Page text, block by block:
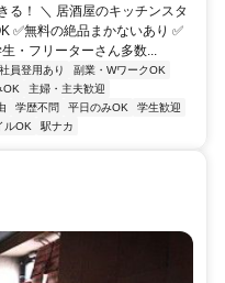
る！ ＼ 居酒屋のキッチンスタ
✅無料の絶品まかないあり ✅
・フリーターさん多数...
社員登用あり
副業・WワークOK
OK
主婦・主夫歓迎
学歴不問 平日のみOK
学生歓迎
ルOK 駅ナカ